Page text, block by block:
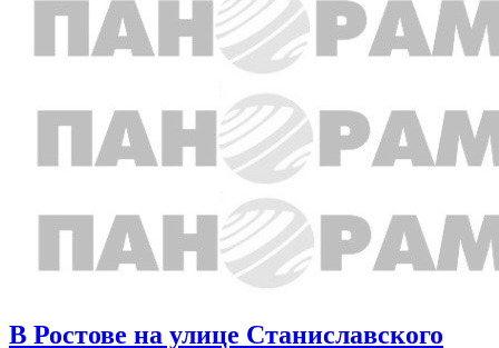
В Ростове на улице Станиславского